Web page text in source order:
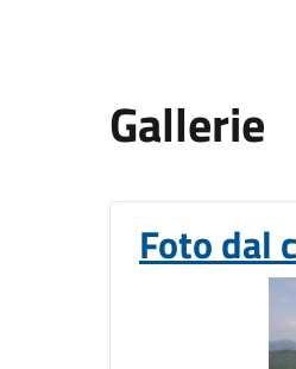
Gallerie
Foto dal